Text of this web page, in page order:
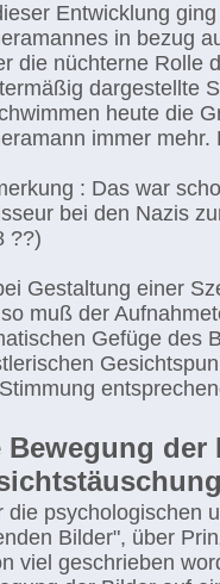
Entwicklung
in bezug
die nüchterne Rolle
dargestellte
heute die
immer
: Das war
bei den Nazis
??)
Gestaltung einer
muß der
Gefüge des
Bewegung
die psychologischen
Bilder", über
viel geschrieben